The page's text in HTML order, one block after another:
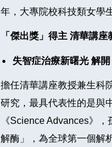
年，大專院校科技類女學
「傑出獎」得主 清華講
失智症治療新曙光 解
擔任清華講座教授兼生科
研究，最具代表性的是與
《Science Advances》
解酶」，為全球第一個解